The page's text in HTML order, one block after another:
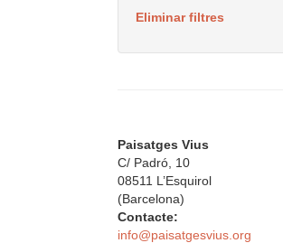
Eliminar filtres
Paisatges Vius
C/ Padró, 10
08511 L’Esquirol
(Barcelona)
Contacte:
info@paisatgesvius.org